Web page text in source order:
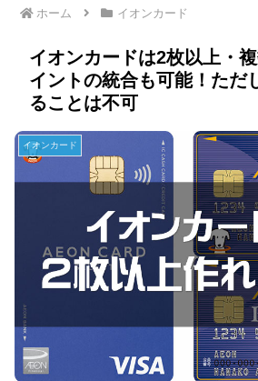
ホーム イオンカード
イオンカードは2枚以上・
イントの統合も可能！ただ
ることは不可
イオンカード